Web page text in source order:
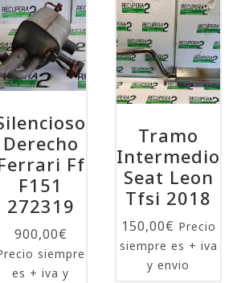
Tramo
Intermedio
Seat Leon
Tfsi 2018
150,00€ Precio
siempre es + iva
y envio
Derecho
Ff
F151
272319
900,00€
siempre
es + iva y